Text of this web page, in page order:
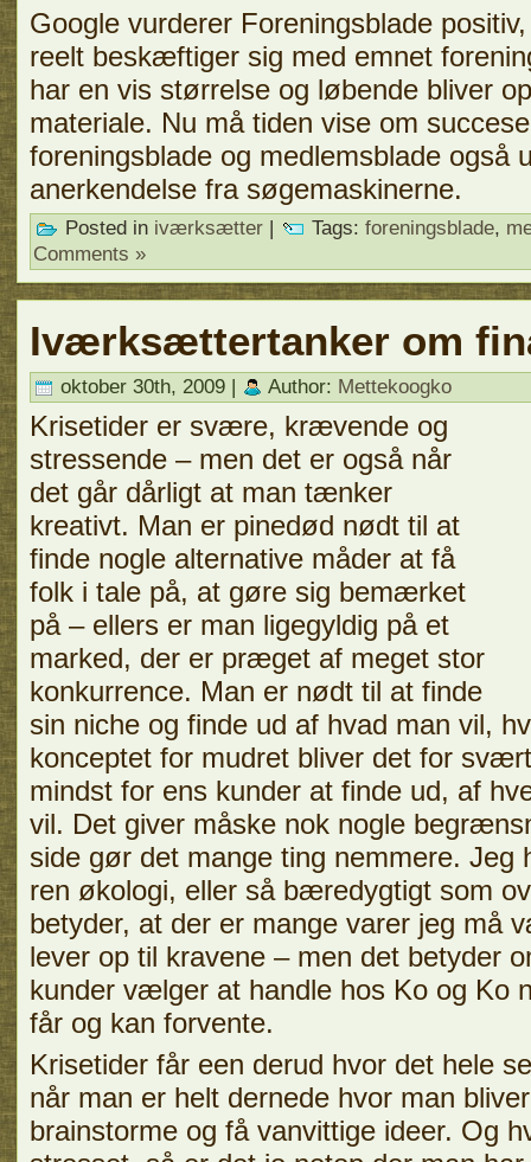
Google vurderer Foreningsblade
reelt beskæftiger sig med emnet
har en vis størrelse og løbende bliver
materiale. Nu må tiden vise om
foreningsblade og medlemsblade også
anerkendelse fra søgemaskinerne.
Posted in iværksætter Tags: foreningsblade,
Comments »
Iværksættertanker om
oktober 30th, 2009 | Author: Mettekoogko
Krisetider er svære, krævende og
stressende – men det er også når
det går dårligt at man tænker
kreativt. Man er pinedød nødt til at
finde nogle alternative måder at få
folk i tale på, at gøre sig bemærket
på – ellers er man ligegyldig på et
marked, der er præget af meget stor
konkurrence. Man er nødt til at finde
sin niche og finde ud af hvad man vil,
konceptet for mudret bliver det for
mindst for ens kunder at finde ud, af
vil. Det giver måske nok nogle
side gør det mange ting nemmere. Jeg
ren økologi, eller så bæredygtigt som
betyder, at der er mange varer jeg må
lever op til kravene – men det betyder
kunder vælger at handle hos Ko og Ko
får og kan forvente.
Krisetider får een derud hvor det hele
når man er helt dernede hvor man
brainstorme og få vanvittige ideer. Og